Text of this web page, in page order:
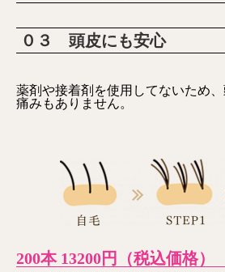
０３ 頭皮にも安心
薬剤や接着剤を使用してないため
痛みもありません。
200本 13200円（税込価格）